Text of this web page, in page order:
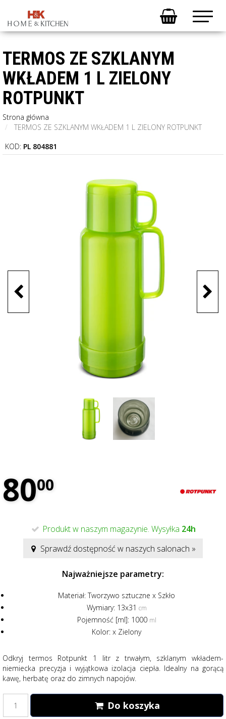
TERMOS ZE SZKLANYM
WKŁADEM 1 L ZIELONY
ROTPUNKT
Strona główna
TERMOS ZE SZKLANYM WKŁADEM 1 L ZIELONY ROTPUNKT
KOD: PL 804881
8000
Produkt w naszym magazynie. Wysyłka 24h
Sprawdź dostępność w naszych salonach »
Najważniejsze parametry:
Materiał:Tworzywo sztuczne x Szkło
Wymiary: 13x31 cm
Pojemność [ml]: 1000 ml
Kolor: x Zielony
Odkryj termos Rotpunkt 1 litr z trwałym, szklanym wkładem-
niemiecka precyzja i wyjątkowa izolacja ciepła. Idealny na gorącą
kawę, herbatę oraz do zimnych napojów.
Do koszyka